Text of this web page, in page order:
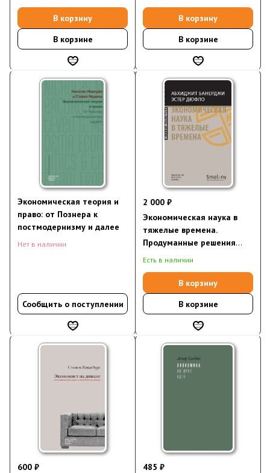
В корзину
В корзине
В корзину
В корзине
Экономическая теория и
право: от Познера к
постмодернизму и далее
Нет в наличии
Сообщить о поступлении
2 000 ₽
Экономическая наука в
тяжелые времена.
Продуманные решения
самых важных проблем
Есть в наличии
В корзину
В корзине
600 ₽
485 ₽